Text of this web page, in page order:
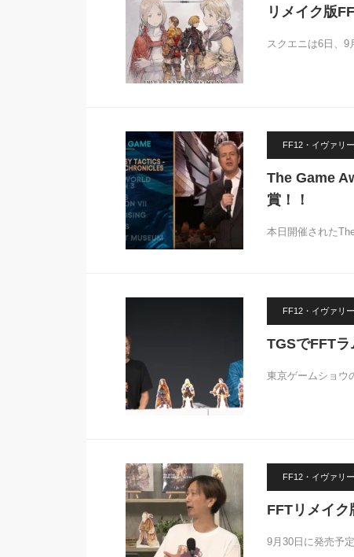
リメイク版
スクエニは6日、
FF12・イヴァリ
The Game
賞！！
本日開催された
FF12・イヴァリ
TGSでFFTラ
東京ゲームショウ
FF12・イヴァリ
FFTリメイク
9月30日に発売予